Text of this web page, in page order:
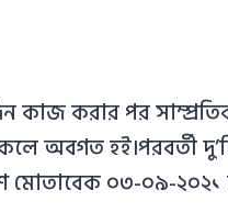
কাজ করার পর
অবগত হই।পরবর্তী
০৩-০৯-২০২১